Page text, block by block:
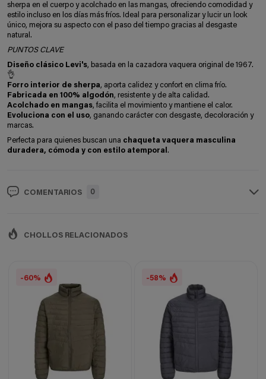
sherpa en el cuerpo y acolchado en las mangas, ofreciendo comodidad y
estilo incluso en los días más fríos. Ideal para personalizar y lucir un look
único, mejora su aspecto con el paso del tiempo gracias al desgaste
natural.
PUNTOS CLAVE
Diseño clásico Levi's, basada en la cazadora vaquera original de 1967.
👌
Forro interior de sherpa, aporta calidez y confort en clima frío.
Fabricada en 100% algodón, resistente y de alta calidad.
Acolchado en mangas, facilita el movimiento y mantiene el calor.
Evoluciona con el uso, ganando carácter con desgaste, decoloración y
marcas.
Perfecta para quienes buscan una chaqueta vaquera masculina
duradera, cómoda y con estilo atemporal .
COMENTARIOS 0
CHOLLOS RELACIONADOS
-60% -58%